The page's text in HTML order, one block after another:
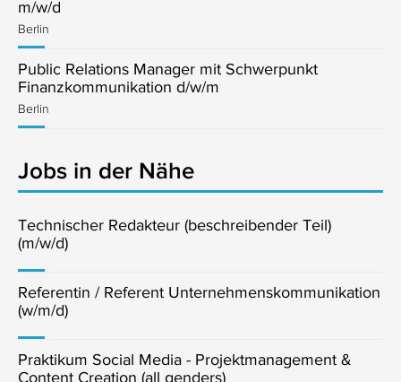
m/w/d
Berlin
Public Relations Manager mit Schwerpunkt
Finanzkommunikation d/w/m
Berlin
Jobs in der Nähe
Technischer Redakteur (beschreibender Teil)
(m/w/d)
Referentin / Referent Unternehmenskommunikation
(w/m/d)
Praktikum Social Media - Projektmanagement &
Content Creation (all genders)